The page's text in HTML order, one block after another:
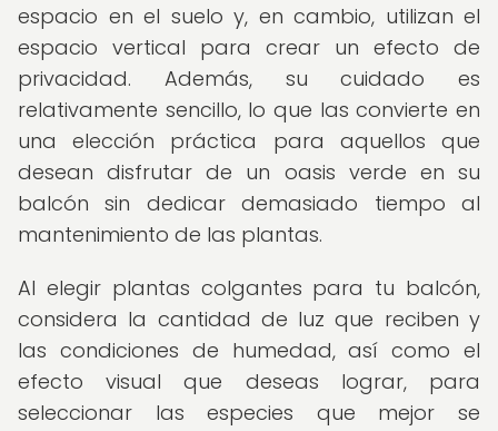
espacio en el suelo y, en cambio, utilizan el
espacio vertical para crear un efecto de
privacidad. Además, su cuidado es
relativamente sencillo, lo que las convierte en
una elección práctica para aquellos que
desean disfrutar de un oasis verde en su
balcón sin dedicar demasiado tiempo al
mantenimiento de las plantas.
Al elegir plantas colgantes para tu balcón,
considera la cantidad de luz que reciben y
las condiciones de humedad, así como el
efecto visual que deseas lograr, para
seleccionar las especies que mejor se